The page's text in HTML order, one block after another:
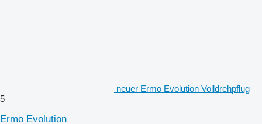
neuer Ermo Evolution Volldrehpflug
5
Ermo Evolution